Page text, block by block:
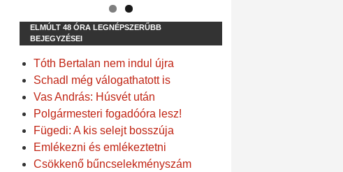
ELMÚLT 48 ÓRA LEGNÉPSZERŰBB
BEJEGYZÉSEI
Tóth Bertalan nem indul újra
Schadl még válogathatott is
Vas András: Húsvét után
Polgármesteri fogadóóra lesz!
Fügedi: A kis selejt bosszúja
Emlékezni és emlékeztetni
Csökkenő bűncselekményszám